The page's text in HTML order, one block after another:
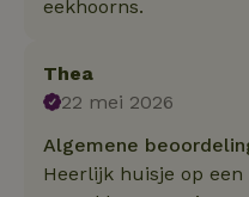
eekhoorns.
Thea
22 mei 2026
Algemene
Heerlijk huisje op